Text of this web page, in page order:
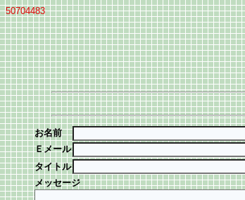
50704483
お名前
Ｅメール
タイトル
メッセージ